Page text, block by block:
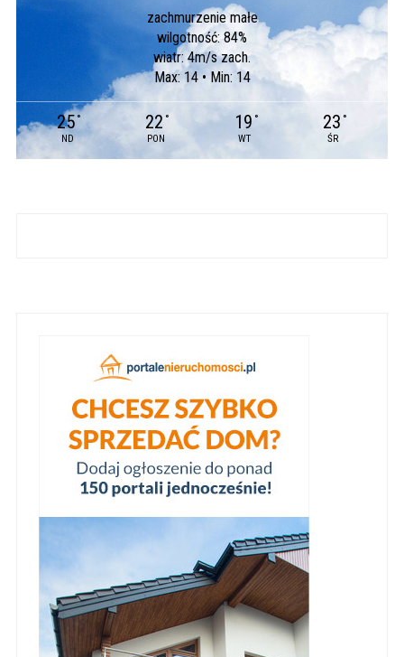
zachmurzenie małe
wilgotność: 84%
wiatr: 4m/s zach.
Max: 14 • Min: 14
25 °
ND
22 °
PON
19 °
WT
23 °
ŚR